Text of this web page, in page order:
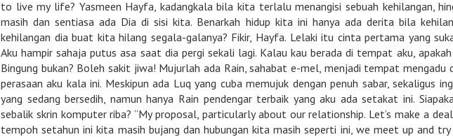
to live my life? Yasmeen Hayfa, kadangkala bila kita terlalu menangisi sebuah kehilangan,
masih dan sentiasa ada Dia di sisi kita. Benarkah hidup kita ini hanya ada derita bila
kehilangan dia buat kita hilang segala-galanya? Fikir, Hayfa. Lelaki itu cinta pertama yang
Aku hampir sahaja putus asa saat dia pergi sekali lagi. Kalau kau berada di tempat aku,
Bingung bukan? Boleh sakit jiwa! Mujurlah ada Rain, sahabat e-mel, menjadi tempat mengadu
perasaan aku kala ini. Meskipun ada Luq yang cuba memujuk dengan penuh sabar, sekaligus
yang sedang bersedih, namun hanya Rain pendengar terbaik yang aku ada setakat ini.
sebalik skrin komputer riba? “My proposal, particularly about our relationship. Let’s make a
tempoh setahun ini kita masih bujang dan hubungan kita masih seperti ini, we meet up and